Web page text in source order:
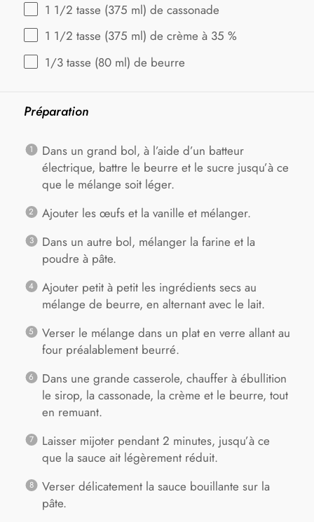
1 1/2 tasse (375 ml) de cassonade
1 1/2 tasse (375 ml) de crème à 35 %
1/3 tasse (80 ml) de beurre
Préparation
Dans un grand bol, à l’aide d’un batteur
électrique, battre le beurre et le sucre jusqu’à ce
que le mélange soit léger.
Ajouter les œufs et la vanille et mélanger.
Dans un autre bol, mélanger la farine et la
poudre à pâte.
Ajouter petit à petit les ingrédients secs au
mélange de beurre, en alternant avec le lait.
Verser le mélange dans un plat en verre allant au
four préalablement beurré.
Dans une grande casserole, chauffer à ébullition
le sirop, la cassonade, la crème et le beurre, tout
en remuant.
Laisser mijoter pendant 2 minutes, jusqu’à ce
que la sauce ait légèrement réduit.
Verser délicatement la sauce bouillante sur la
pâte.